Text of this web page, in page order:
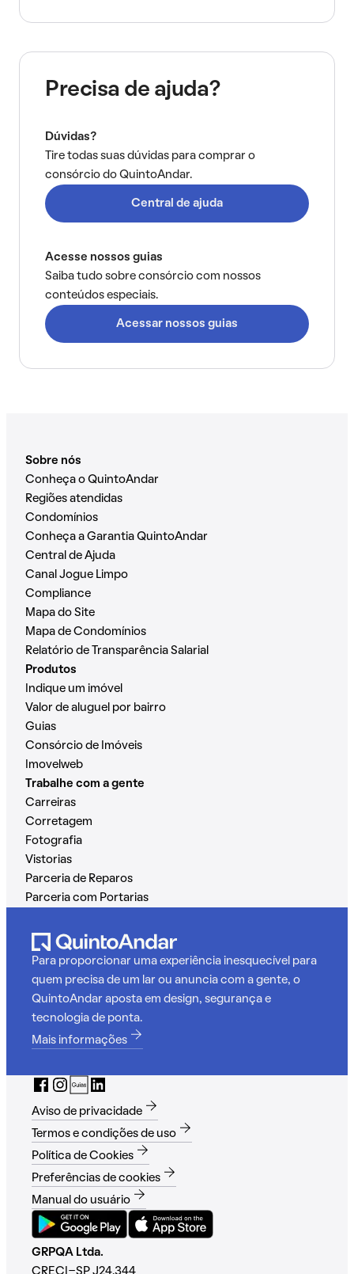
Precisa de ajuda?
Dúvidas?
Tire todas suas dúvidas para comprar o
consórcio do QuintoAndar.
Central de ajuda
Acesse nossos guias
Saiba tudo sobre consórcio com nossos
conteúdos especiais.
Acessar nossos guias
Sobre nós
Conheça o QuintoAndar
Regiões atendidas
Condomínios
Conheça a Garantia QuintoAndar
Central de Ajuda
Canal Jogue Limpo
Compliance
Mapa do Site
Mapa de Condomínios
Relatório de Transparência Salarial
Produtos
Indique um imóvel
Valor de aluguel por bairro
Guias
Consórcio de Imóveis
Imovelweb
Trabalhe com a gente
Carreiras
Corretagem
Fotografia
Vistorias
Parceria de Reparos
Parceria com Portarias
Para proporcionar uma experiência inesquecível para
quem precisa de um lar ou anuncia com a gente, o
QuintoAndar aposta em design, segurança e
tecnologia de ponta.
Mais informações
Aviso de privacidade
Termos e condições de uso
Política de Cookies
Preferências de cookies
Manual do usuário
GRPQA Ltda.